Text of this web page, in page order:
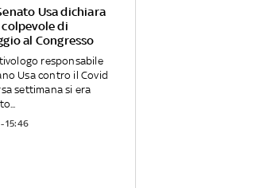
Usa dichiara
colpevole di
al Congresso
responsabile
Usa contro il Covid
settimana si era
15:46